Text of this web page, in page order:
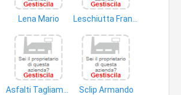
Lena Mario
Sclip Armando